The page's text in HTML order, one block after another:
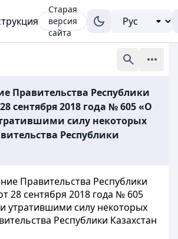
Старая
версия
сайта
Правительства Республики
сентября 2018 года № 605 «О
силу некоторых
Республики
Правительства Республики
28 сентября 2018 года № 605
утратившими силу некоторых
Республики Казахстан